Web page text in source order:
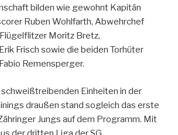
bilden wie gewohnt Kapitän
Ruben Wohlfarth, Abwehrchef
Moritz Bretz,
Frisch sowie die beiden Torhüter
Remensperger.
Einheiten in der
draußen stand sogleich das erste
Jungs auf dem Programm. Mit